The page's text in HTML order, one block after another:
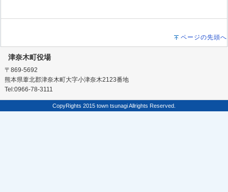
ページの先頭へ
津奈木町役場
〒869-5692
熊本県葦北郡津奈木町大字小津奈木2123番地
Tel:0966-78-3111
CopyRights 2015 town tsunagi Allrights Reserved.